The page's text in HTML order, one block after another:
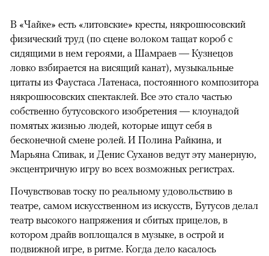
В «Чайке» есть «литовские» кресты, някрошюсовский
физический труд (по сцене волоком тащат короб с
сидящими в нем героями, а Шамраев — Кузнецов
ловко взбирается на висящий канат), музыкальные
цитаты из Фаустаса Латенаса, постоянного композитора
някрошюсовских спектаклей. Все это стало частью
собственно бутусовского изобретения — клоунадой
помятых жизнью людей, которые ищут себя в
бесконечной смене ролей. И Полина Райкина, и
Марьяна Спивак, и Денис Суханов ведут эту манерную,
эксцентричную игру во всех возможных регистрах.
Почувствовав тоску по реальному удовольствию в
театре, самом искусственном из искусств, Бутусов делал
театр высокого напряжения и сбитых прицелов, в
котором драйв воплощался в музыке, в острой и
подвижной игре, в ритме. Когда дело касалось